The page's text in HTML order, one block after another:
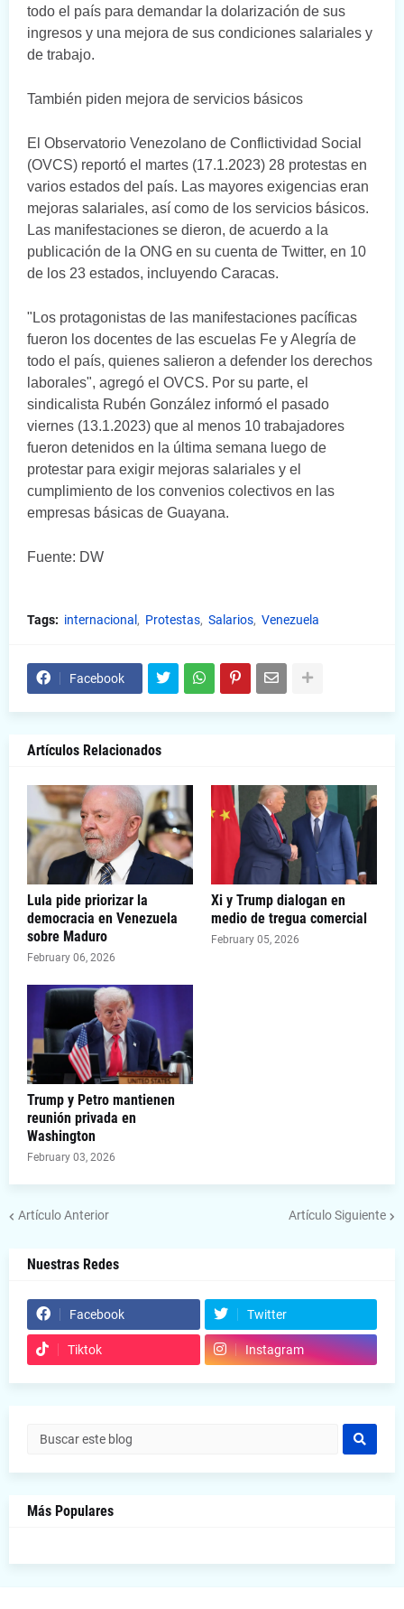
todo el país para demandar la dolarización de sus
ingresos y una mejora de sus condiciones salariales y
de trabajo.
También piden mejora de servicios básicos
El Observatorio Venezolano de Conflictividad Social
(OVCS) reportó el martes (17.1.2023) 28 protestas en
varios estados del país. Las mayores exigencias eran
mejoras salariales, así como de los servicios básicos.
Las manifestaciones se dieron, de acuerdo a la
publicación de la ONG en su cuenta de Twitter, en 10
de los 23 estados, incluyendo Caracas.
"Los protagonistas de las manifestaciones pacíficas
fueron los docentes de las escuelas Fe y Alegría de
todo el país, quienes salieron a defender los derechos
laborales", agregó el OVCS. Por su parte, el
sindicalista Rubén González informó el pasado
viernes (13.1.2023) que al menos 10 trabajadores
fueron detenidos en la última semana luego de
protestar para exigir mejoras salariales y el
cumplimiento de los convenios colectivos en las
empresas básicas de Guayana.
Fuente: DW
Tags: internacional Protestas Salarios Venezuela
Facebook
Artículos Relacionados
Lula pide priorizar la
democracia en Venezuela
sobre Maduro
February 06, 2026
Xi y Trump dialogan en
medio de tregua comercial
February 05, 2026
Trump y Petro mantienen
reunión privada en
Washington
February 03, 2026
Artículo Anterior Artículo Siguiente
Nuestras Redes
Facebook Twitter
Tiktok Instagram
Más Populares